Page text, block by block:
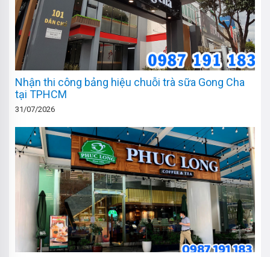
Nhận thi công bảng hiệu chuỗi trà sữa Gong Cha
tại TPHCM
31/07/2026